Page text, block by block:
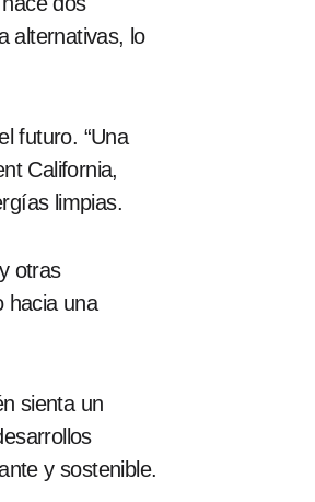
alternativas, lo
futuro. “Una
California,
limpias.
otras
hacia una
sienta un
y sostenible.